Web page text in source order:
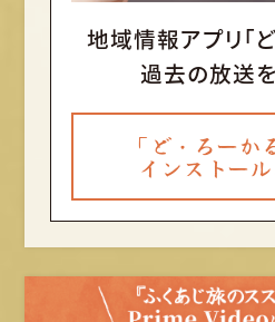
地域情報アプリ「
過去の放送
「ど・ろーか
インストー